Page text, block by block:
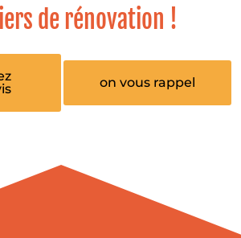
de rénovation !
on vous rappel